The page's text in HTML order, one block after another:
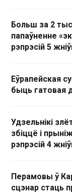
Больш за 2
папаўненне
рэпрэсій 5
Еўрапейская
быць гатовая
Удзельнікі
збіццё і
рэпрэсій 4
Перамовы ў
сцэнар стаць